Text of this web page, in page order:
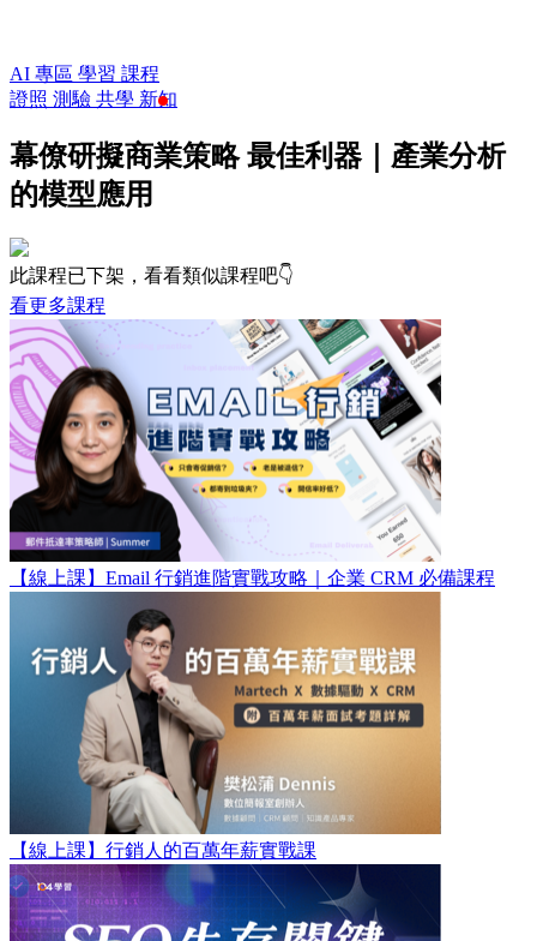
AI 專區 學習 課程
證照 測驗 共學 新知
幕僚研擬商業策略 最佳利器｜產業分析
的模型應用
此課程已下架，看看類似課程吧👇
看更多課程
【線上課】Email 行銷進階實戰攻略｜企業 CRM 必備課程
【線上課】行銷人的百萬年薪實戰課